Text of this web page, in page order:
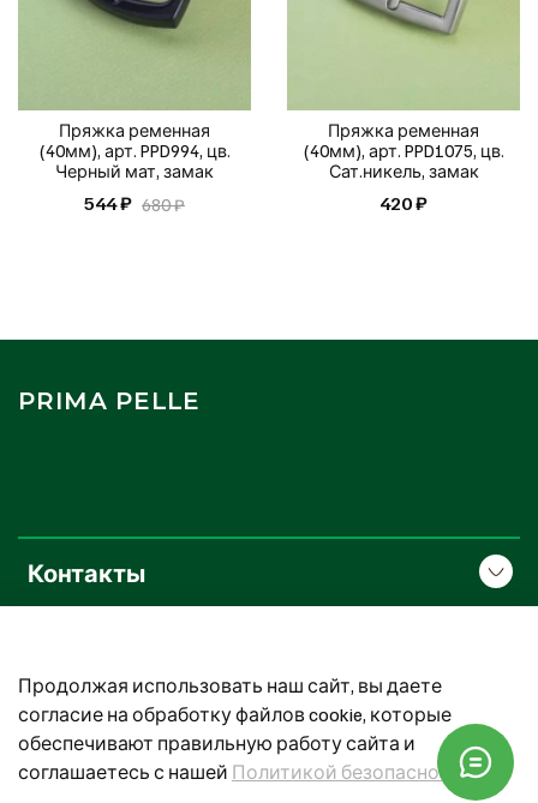
Пряжка ременная
(40мм), арт. PPD994, цв.
Черный мат, замак
544 ₽ 680 ₽
Пряжка ременная
(40мм), арт. PPD1075, цв.
Сат.никель, замак
420 ₽
Контакты
Покупателям
PRIMA PELLE
Prima Pelle. Все права защищены.
Продолжая использовать наш сайт, вы даете
согласие на обработку файлов cookie, которые
обеспечивают правильную работу сайта и
соглашаетесь с нашей Политикой безопасности